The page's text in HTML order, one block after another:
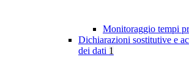
Monitoraggio tempi
Dichiarazioni sostitutive e
dei dati 1